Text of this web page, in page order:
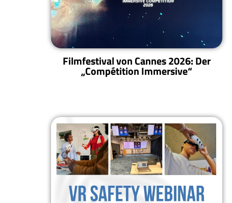
Filmfestival von Cannes 2026: Der
„Compétition Immersive“